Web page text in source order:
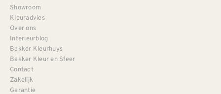
Showroom
Kleuradvies
Over ons
Interieurblog
Bakker Kleurhuys
Bakker Kleur en Sfeer
Contact
Zakelijk
Garantie